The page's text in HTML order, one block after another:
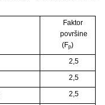
Faktor
površine
(Fp)
2,5
2,5
2,5